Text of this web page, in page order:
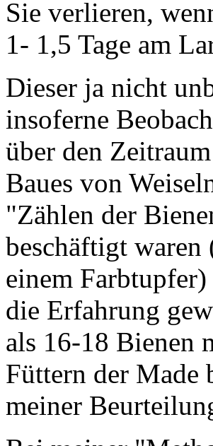
Sie verlieren,
1- 1,5 Tage am
Dieser ja nicht
insoferne
über den
Baues von
"Zählen der
beschäftigt
einem
die Erfahrung
als 16-18 Bienen
Füttern der Made
meiner